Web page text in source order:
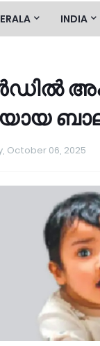
INDIA
October 06, 2025